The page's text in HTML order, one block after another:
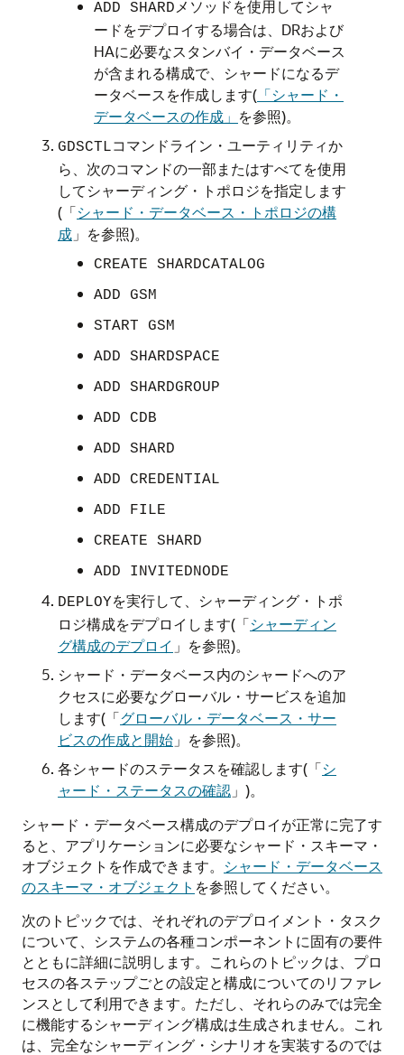
ADD SHARD メソッドを使用してシャ
ードをデプロイする場合は、DRおよび
HAに必要なスタンバイ・データベース
が含まれる構成で、シャードになるデ
ータベースを作成します( 「シャード・
データベースの作成」 を参照)。
GDSCTLコマンドライン・ユーティリティか
ら、次のコマンドの一部またはすべてを使用
してシャーディング・トポロジを指定します
(「シャード・データベース・トポロジの構
成 」を参照)。
CREATE SHARDCATALOG
ADD GSM
START GSM
ADD SHARDSPACE
ADD SHARDGROUP
ADD CDB
ADD SHARD
ADD CREDENTIAL
ADD FILE
CREATE SHARD
ADD INVITEDNODE
DEPLOYを実行して、シャーディング・トポ
ロジ構成をデプロイします(「シャーディン
グ構成のデプロイ 」を参照)。
シャード・データベース内のシャードへのア
クセスに必要なグローバル・サービスを追加
します(「グローバル・データベース・サー
ビスの作成と開始 」を参照)。
各シャードのステータスを確認します(「シ
ャード・ステータスの確認 」)。
シャード・データベース構成のデプロイが正常に完了す
ると、アプリケーションに必要なシャード・スキーマ・
オブジェクトを作成できます。 シャード・データベース
のスキーマ・オブジェクト を参照してください。
次のトピックでは、それぞれのデプロイメント・タスク
について、システムの各種コンポーネントに固有の要件
とともに詳細に説明します。これらのトピックは、プロ
セスの各ステップごとの設定と構成についてのリファレ
ンスとして利用できます。ただし、それらのみでは完全
に機能するシャーディング構成は生成されません。これ
は、完全なシャーディング・シナリオを実装するのでは